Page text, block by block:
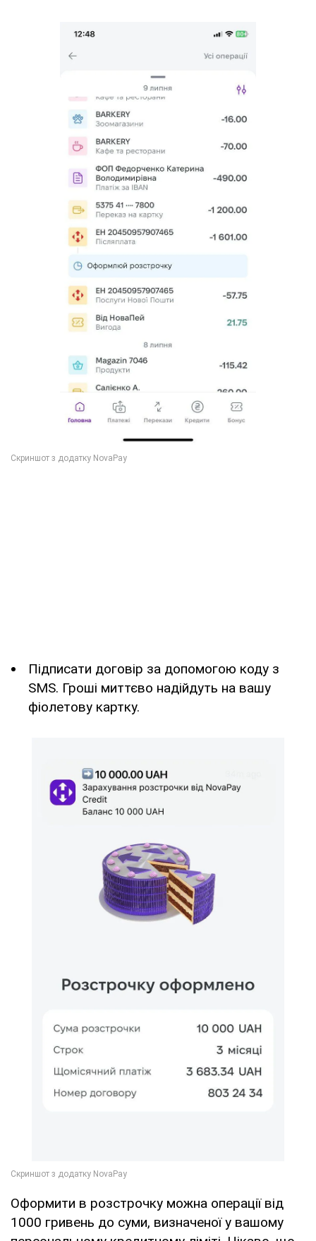
Підписати договір за допомогою коду з
SMS. Гроші миттєво надійдуть на вашу
фіолетову картку.
Оформити в розстрочку можна операції від
1000 гривень до суми, визначеної у вашому